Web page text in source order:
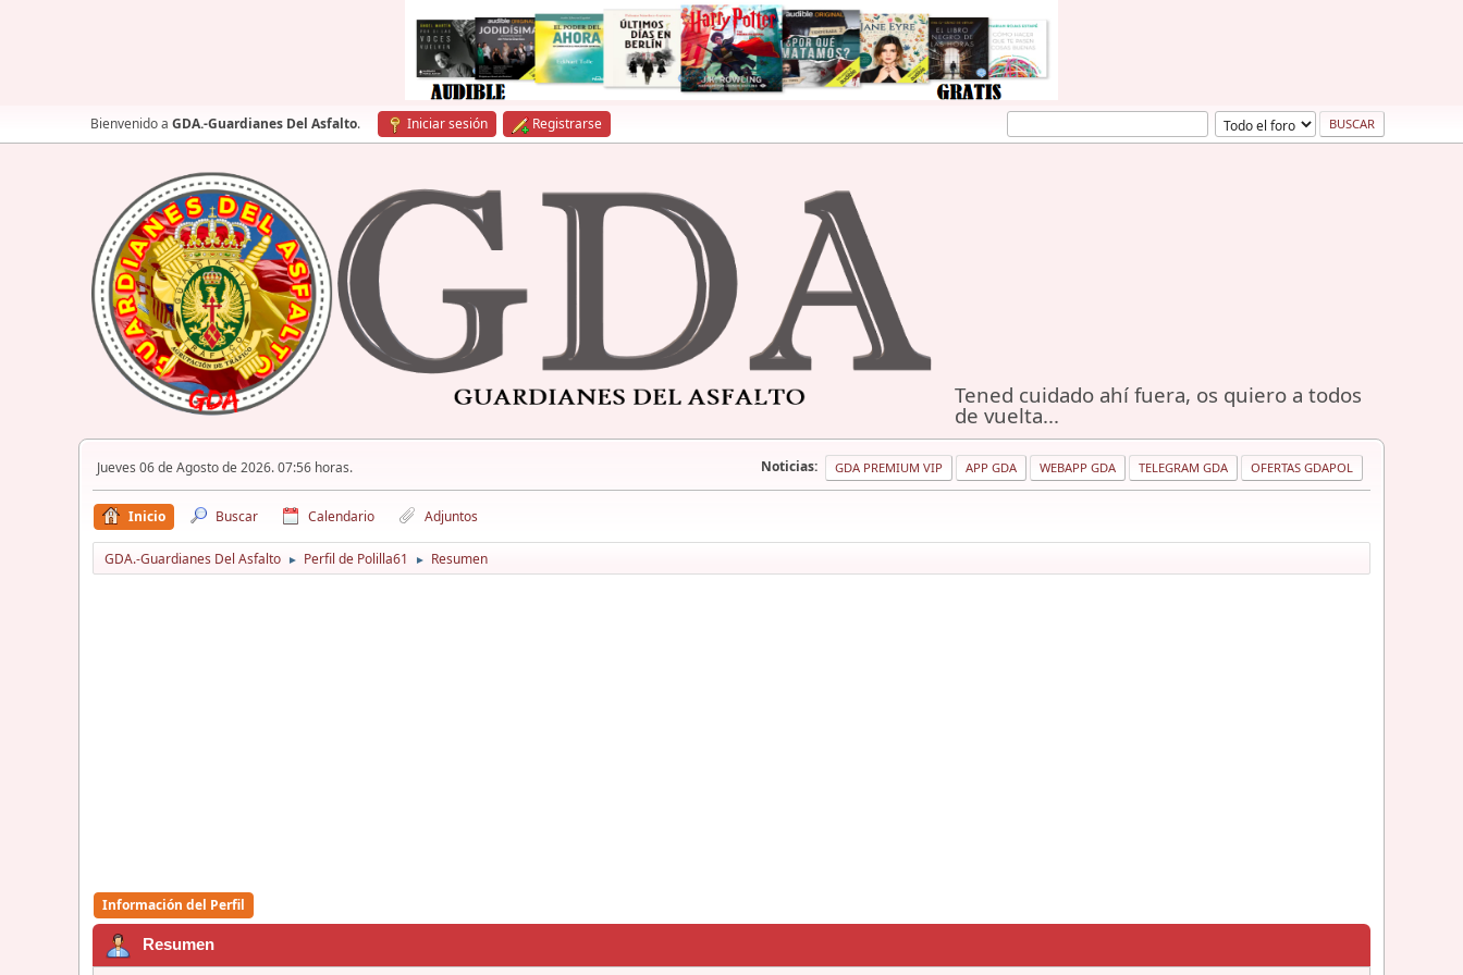
Bienvenido a GDA.-Guardianes Del Asfalto. Iniciar sesión Registrarse
Tened cuidado ahí fuera, os quiero a todos
de vuelta...
Jueves 06 de Agosto de 2026. 07:56 horas. Noticias: GDA PREMIUM VIP APP GDA WEBAPP GDA TELEGRAM GDA OFERTAS GDAPOL
Inicio Buscar Calendario Adjuntos
GDA.-Guardianes Del Asfalto ► Perfil de Polilla61 ► Resumen
Información del Perfil
Resumen